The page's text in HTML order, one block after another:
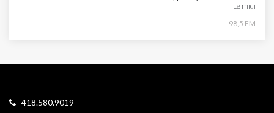
Le midi
98,5 FM
418.580.9019